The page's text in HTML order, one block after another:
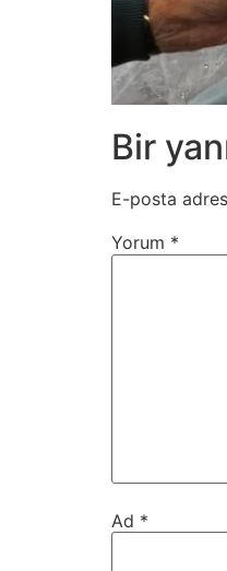
Bir
E-posta
Yorum *
Ad *